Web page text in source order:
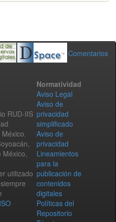
Comentarios
RUD-IIS
México,
utilizado
Normatividad
Aviso Legal
Aviso de
privacidad
simplificado
Aviso de
privacidad
Lineamientos
para la
publicación de
contenidos
digitales
Políticas del
Repositorio